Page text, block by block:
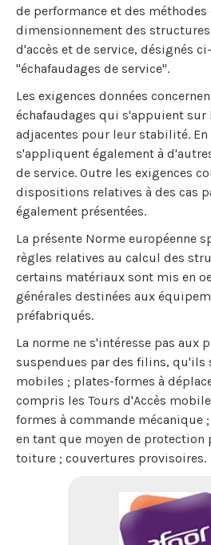
de performance et des
dimensionnement des structures
d'accès et de service, désignés
"échafaudages de service".
Les exigences données
échafaudages qui s'appuient
adjacentes pour leur stabilité. En
s'appliquent également à
de service. Outre les exigences
dispositions relatives à des cas
également présentées.
La présente Norme européenne
règles relatives au calcul des
certains matériaux sont mis en
générales destinées aux
préfabriqués.
La norme ne s'intéresse pas aux
suspendues par des filins, qu'ils
mobiles ; plates-formes à
compris les Tours d'Accès
formes à commande mécanique
en tant que moyen de protection
toiture ; couvertures provisoires.